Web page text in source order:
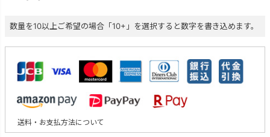
数量を10以上ご希望の場合「10+」を選択すると数字を書き込めます。
送料・お支払方法について